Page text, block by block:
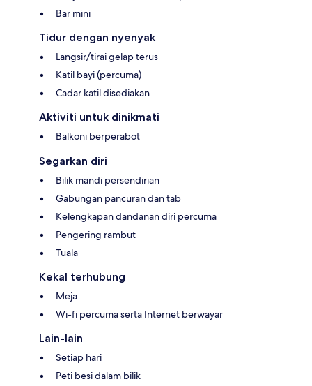
Bar mini
Tidur dengan nyenyak
Langsir/tirai gelap terus
Katil bayi (percuma)
Cadar katil disediakan
Aktiviti untuk dinikmati
Balkoni berperabot
Segarkan diri
Bilik mandi persendirian
Gabungan pancuran dan tab
Kelengkapan dandanan diri percuma
Pengering rambut
Tuala
Kekal terhubung
Meja
Wi-fi percuma serta Internet berwayar
Lain-lain
Setiap hari
Peti besi dalam bilik